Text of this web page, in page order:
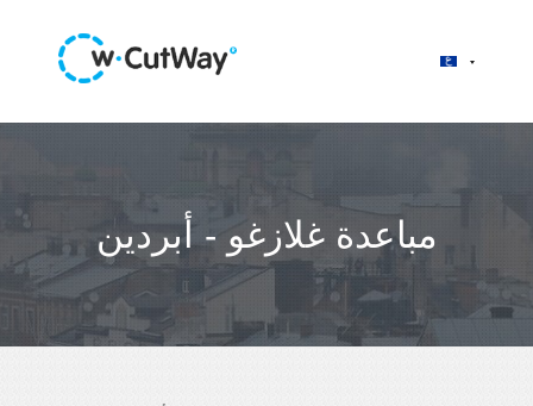
مباعدة غلازغو - أبردين